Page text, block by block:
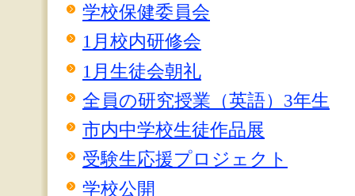
学校保健委員会
1月校内研修会
1月生徒会朝礼
全員の研究授業（英語）3年生
市内中学校生徒作品展
受験生応援プロジェクト
学校公開